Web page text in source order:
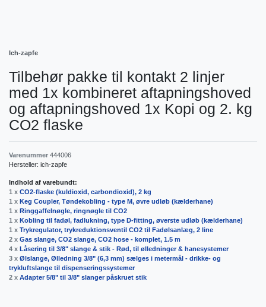
Ich-zapfe
Tilbehør pakke til kontakt 2 linjer
med 1x kombineret aftapningshoved
og aftapningshoved 1x Kopi og 2. kg
CO2 flaske
Varenummer 444006
Hersteller: ich-zapfe
Indhold af varebundt:
1 x CO2-flaske (kuldioxid, carbondioxid), 2 kg
1 x Keg Coupler, Tøndekobling - type M, øvre udløb (kælderhane)
1 x Ringgaffelnøgle, ringnøgle til CO2
1 x Kobling til fadøl, fadlukning, type D-fitting, øverste udløb (kælderhane)
1 x Trykregulator, trykreduktionsventil CO2 til Fadølsanlæg, 2 line
2 x Gas slange, CO2 slange, CO2 hose - komplet, 1.5 m
4 x Låsering til 3/8" slange & stik - Rød, til ølledninger & hanesystemer
3 x Ølslange, Ølledning 3/8" (6,3 mm) sælges i metermål - drikke- og
trykluftslange til dispenseringssystemer
2 x Adapter 5/8" til 3/8" slanger påskruet stik